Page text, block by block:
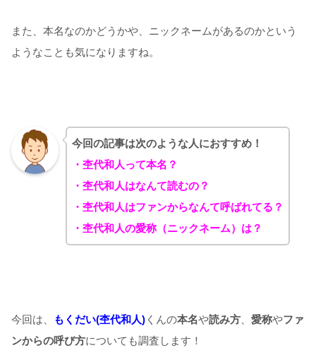
また、本名なのかどうかや、ニックネームがあるのかという
ようなことも気になりますね。
今回の記事は次のような人におすすめ！
・杢代和人って本名？
・杢代和人はなんて読むの？
・杢代和人はファンからなんて呼ばれてる？
・杢代和人の愛称（ニックネーム）は？
今回は、 もくだい(杢代和人) くんの本名や読み方 愛称やファ
ンからの呼び方についても調査します！